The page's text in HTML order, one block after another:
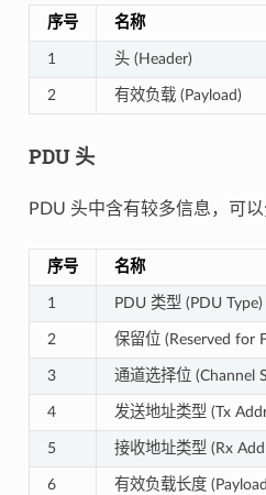
序号 名称
1 头 (Header)
2 有效负载 (Payload)
PDU 头
PDU 头中含有较多信息，可
序号 名称
1 PDU 类型 (PDU Type)
2 保留位 (Reserved for
3 通道选择位 (Channel
4 发送地址类型 (Tx
5 接收地址类型 (Rx
6 有效负载长度